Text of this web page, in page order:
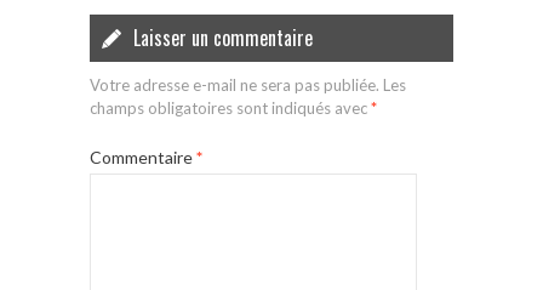
Laisser un commentaire
Votre adresse e-mail ne sera pas publiée. Les
champs obligatoires sont indiqués avec*
Commentaire*